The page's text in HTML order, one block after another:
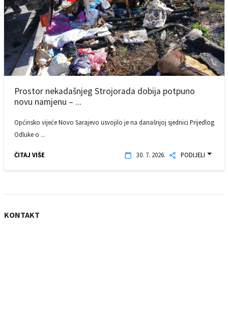
Prostor nekadašnjeg Strojorada dobija potpuno
novu namjenu – ...
Općinsko vijeće Novo Sarajevo usvojilo je na današnjoj sjednici Prijedlog
Odluke o ...
ČITAJ VIŠE 30. 7. 2026. PODIJELI
KONTAKT